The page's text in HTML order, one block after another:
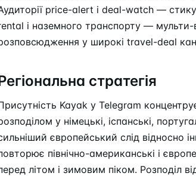
price-alert і deal-watch —
і наземного транспорту —
у широкі travel-deal
стратегія
Kayak у Telegram
у німецькі, іспанські,
європейський слід відносно
північно-американські і
літом і зимовим піком. Розподіл